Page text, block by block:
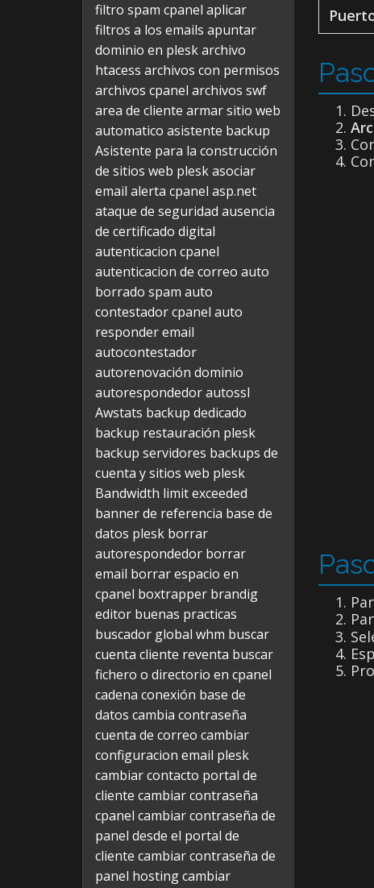
filtro spam cpanel aplicar
filtros a los emails apuntar
dominio en pleskarchivo
htacess archivos con permisos
archivos cpanel archivos swf
area de cliente armar sitio web
automatico asistente backup
Asistente para la construcción
de sitios web pleskasociar
email alerta cpanel asp.net
ataque de seguridad ausencia
de certificado digital
autenticacion cpanel
autenticacion de correo auto
borrado spam auto
contestador cpanel auto
responder email
autocontestador
autorenovación dominio
autorespondedorautossl
Awstats backup dedicado
backup restauración plesk
backup servidores backups de
cuenta y sitios web plesk
Bandwidth limit exceeded
banner de referencia base de
datos plesk borrar
autorespondedor borrar
email borrar espacio en
cpanel boxtrapper brandig
editor buenas practicas
buscador global whm buscar
cuenta cliente reventa buscar
fichero o directorio en cpanel
cadena conexión base de
datos cambia contraseña
cuenta de correo cambiar
configuracion email plesk
cambiar contacto portal de
cliente cambiar contraseña
cpanel cambiar contraseña de
panel desde el portal de
cliente cambiar contraseña de
panel hostingcambiar